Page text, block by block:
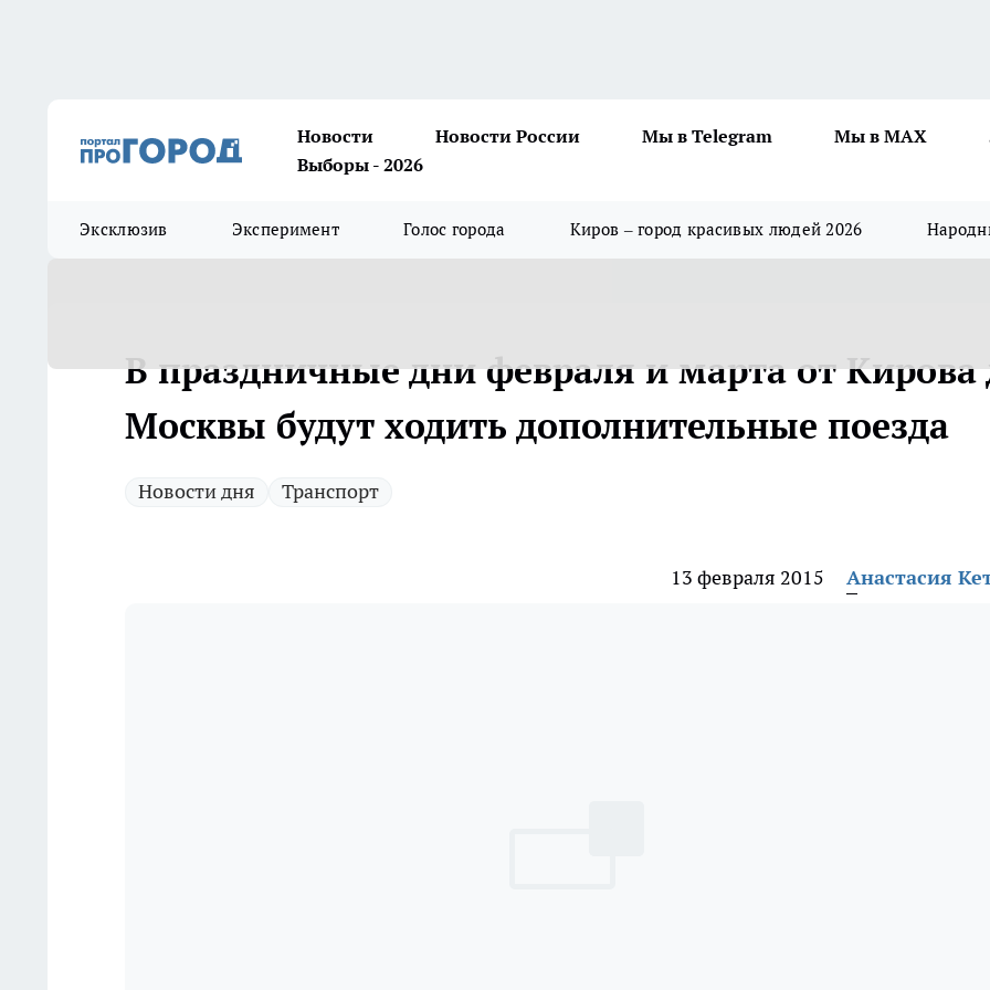
Новости Новости России Мы в Telegram Мы в MAX
Выборы - 2026
Эксклюзив Эксперимент Голос города Киров – город красивых людей 2026
В праздничные дни февраля и марта от Кирова
Москвы будут ходить дополнительные поезда
Новости дня Транспорт
13 февраля 2015 Анастасия